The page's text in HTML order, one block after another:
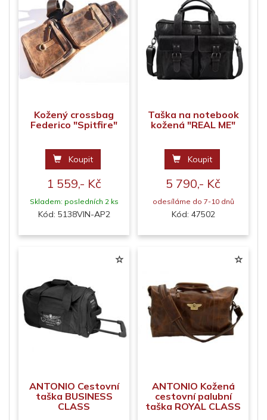
Kožený crossbag
Federico "Spitfire"
Koupit
1 559,- Kč
Skladem: posledních 2 ks
Kód: 5138VIN-AP2
Taška na notebook
kožená "REAL ME"
Koupit
5 790,- Kč
odesíláme do 7-10 dnů
Kód: 47502
ANTONIO Cestovní
taška BUSINESS
CLASS
ANTONIO Kožená
cestovní palubní
taška ROYAL CLASS